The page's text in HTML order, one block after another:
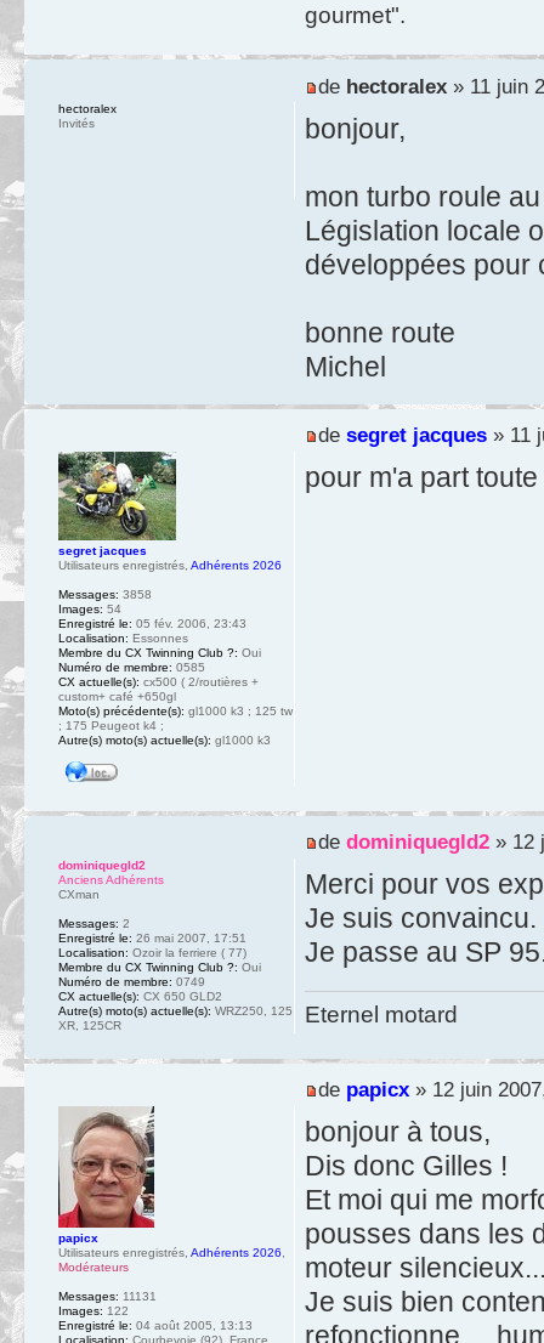
gourmet".
de hectoralex» 11 juin
bonjour,
mon turbo roule
Législation locale
développées pour
bonne route
Michel
hectoralex
Invités
de segret jacques» 11
pour m'a part
segret jacques
Utilisateurs enregistrés Adhérents 2026
Messages: 3858
Images: 54
Enregistré le: 05 fév. 2006, 23:43
Localisation: Essonnes
Membre du CX Twinning Club ?: Oui
Numéro de membre: 0585
CX actuelle(s): cx500 ( 2/routières +
custom+ café +650gl
Moto(s) précédente(s): gl1000 k3 ; 125 tw
; 175 Peugeot k4 ;
Autre(s) moto(s) actuelle(s): gl1000 k3
de dominiquegld2» 12
Merci pour vos
Je suis convaincu.
Je passe au SP
Eternel motard
dominiquegld2
Anciens Adhérents
CXman
Messages: 2
Enregistré le: 26 mai 2007, 17:51
Localisation: Ozoir la ferriere ( 77)
Membre du CX Twinning Club ?: Oui
Numéro de membre: 0749
CX actuelle(s): CX 650 GLD2
Autre(s) moto(s) actuelle(s): WRZ250, 125
XR, 125CR
de papicx» 12 juin
bonjour à tous,
Dis donc Gilles !
Et moi qui me
pousses dans les
moteur
Je suis bien
refonctionne....
papicx
Utilisateurs enregistrés Adhérents 2026
Modérateurs
Messages: 11131
Images: 122
Enregistré le: 04 août 2005, 13:13
Localisation: Courbevoie (92), France